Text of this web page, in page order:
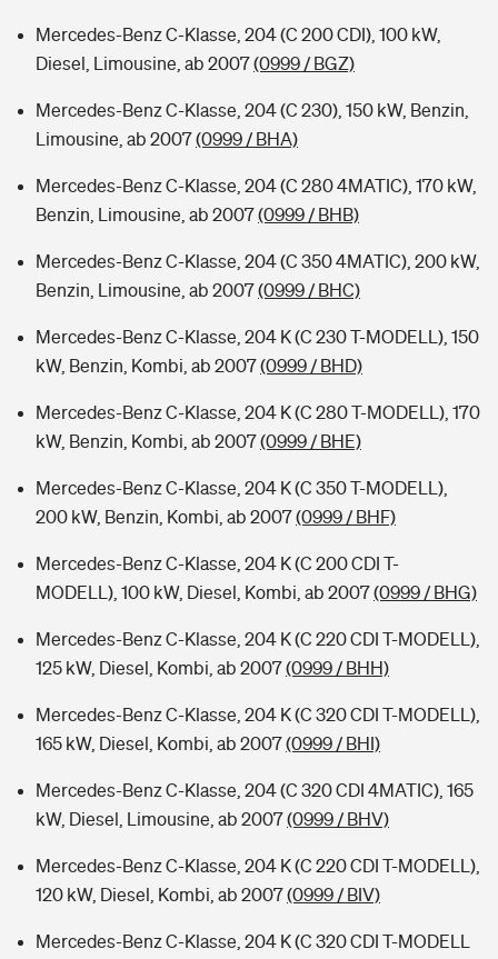
Mercedes-Benz C-Klasse, 204 (C 200 CDI), 100 kW,
Diesel, Limousine, ab 2007(0999 / BGZ)
Mercedes-Benz C-Klasse, 204 (C 230), 150 kW, Benzin,
Limousine, ab 2007(0999 / BHA)
Mercedes-Benz C-Klasse, 204 (C 280 4MATIC), 170 kW,
Benzin, Limousine, ab 2007(0999 / BHB)
Mercedes-Benz C-Klasse, 204 (C 350 4MATIC), 200 kW,
Benzin, Limousine, ab 2007(0999 / BHC)
Mercedes-Benz C-Klasse, 204 K (C 230 T-MODELL), 150
kW, Benzin, Kombi, ab 2007(0999 / BHD)
Mercedes-Benz C-Klasse, 204 K (C 280 T-MODELL), 170
kW, Benzin, Kombi, ab 2007(0999 / BHE)
Mercedes-Benz C-Klasse, 204 K (C 350 T-MODELL),
200 kW, Benzin, Kombi, ab 2007(0999 / BHF)
Mercedes-Benz C-Klasse, 204 K (C 200 CDI T-
MODELL), 100 kW, Diesel, Kombi, ab 2007(0999 / BHG)
Mercedes-Benz C-Klasse, 204 K (C 220 CDI T-MODELL),
125 kW, Diesel, Kombi, ab 2007(0999 / BHH)
Mercedes-Benz C-Klasse, 204 K (C 320 CDI T-MODELL),
165 kW, Diesel, Kombi, ab 2007(0999 / BHI)
Mercedes-Benz C-Klasse, 204 (C 320 CDI 4MATIC), 165
kW, Diesel, Limousine, ab 2007(0999 / BHV)
Mercedes-Benz C-Klasse, 204 K (C 220 CDI T-MODELL),
120 kW, Diesel, Kombi, ab 2007(0999 / BIV)
Mercedes-Benz C-Klasse, 204 K (C 320 CDI T-MODELL